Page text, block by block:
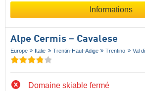
Informations
Alpe Cermis – Cavalese
Europe Italie Trentin-Haut-Adige Trentino Val
Domaine skiable fermé